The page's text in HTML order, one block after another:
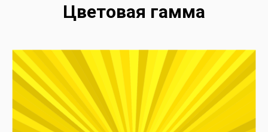
Цветовая гамма